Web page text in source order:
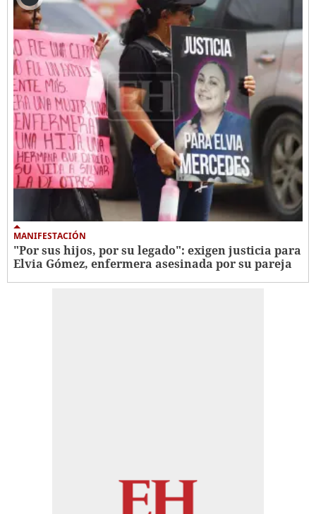
MANIFESTACIÓN
"Por sus hijos, por su legado": exigen justicia para
Elvia Gómez, enfermera asesinada por su pareja